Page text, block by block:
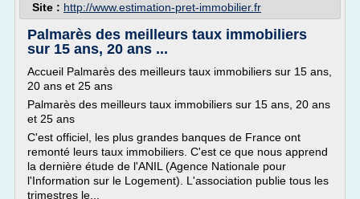
Site : http://www.estimation-pret-immobilier.fr
Palmarès des meilleurs taux immobiliers
sur 15 ans, 20 ans ...
Accueil Palmarès des meilleurs taux immobiliers sur 15 ans,
20 ans et 25 ans
Palmarès des meilleurs taux immobiliers sur 15 ans, 20 ans
et 25 ans
C'est officiel, les plus grandes banques de France ont
remonté leurs taux immobiliers. C'est ce que nous apprend
la dernière étude de l'ANIL (Agence Nationale pour
l'Information sur le Logement). L'association publie tous les
trimestres le...